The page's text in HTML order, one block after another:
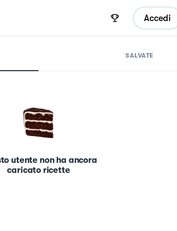
Accedi
SALVATE
utente non ha ancora
caricato ricette